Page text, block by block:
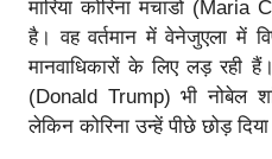
मारिया कोरिना मचाडो
है। वह वर्तमान में वेनेजुएला में
मानवाधिकारों के लिए लड़ रही
(Donald Trump) भी नोबेल
लेकिन कोरिना उन्हें पीछे छोड़